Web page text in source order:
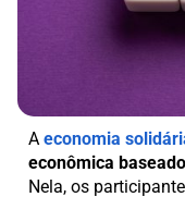
A economia
econômica
Nela, os